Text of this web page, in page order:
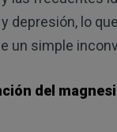
depresión, lo
un simple
del